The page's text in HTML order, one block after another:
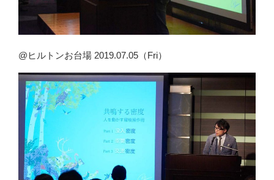
@ヒルトンお台場 2019.07.05（Fri）